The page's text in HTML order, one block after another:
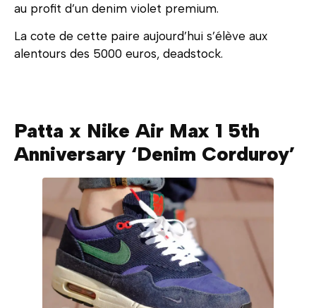
au profit d’un denim violet premium.
La cote de cette paire aujourd’hui s’élève aux
alentours des 5000 euros, deadstock.
Patta x Nike Air Max 1 5th
Anniversary ‘Denim Corduroy’